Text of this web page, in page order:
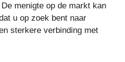
menigte op de markt kan
u op zoek bent naar
sterkere verbinding met